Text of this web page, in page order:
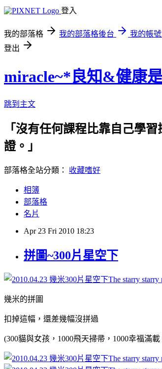
登入
我的部落格 我的部落格後台
我的帳號
登出
miracle~*良知&健康
跳到主文
「沒有任何課程比靠自己學
證。」 專業需要
部落格全站分類： 收藏嗜好
相簿
部落格
名片
Apr 23 Fri 2010 18:23
拼圖~300片星空下
幾米的拼圖
扣掉這幅，還差幾幅沒拼過
(300貓與女孩，1000飛天掃帚，1000幸福滿載